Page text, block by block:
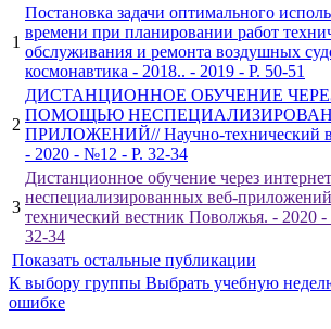
1
Постановка задачи оптимального
времени при планировании работ
обслуживания и ремонта воздушных
космонавтика - 2018.. - 2019 - P. 50-51
2
ДИСТАНЦИОННОЕ ОБУЧЕНИЕ
ПОМОЩЬЮ
ПРИЛОЖЕНИЙ// Научно-технический
- 2020 - №12 - P. 32-34
3
Дистанционное обучение через
неспециализированных веб-
технический вестник Поволжья. - 2020
32-34
Показать остальные публикации
К выбору группы Выбрать учебную
ошибке